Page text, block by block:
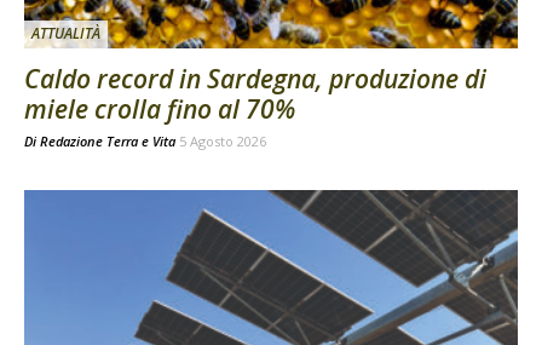
ATTUALITÀ
Caldo record in Sardegna, produzione di
miele crolla fino al 70%
Di Redazione Terra e Vita 5 Agosto 2026